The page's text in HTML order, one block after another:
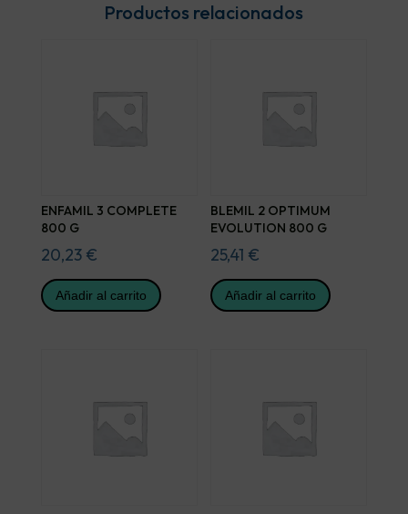
Productos relacionados
ENFAMIL 3 COMPLETE
800 G
20,23 €
Añadir al carrito
BLEMIL 2 OPTIMUM
EVOLUTION 800 G
25,41 €
Añadir al carrito